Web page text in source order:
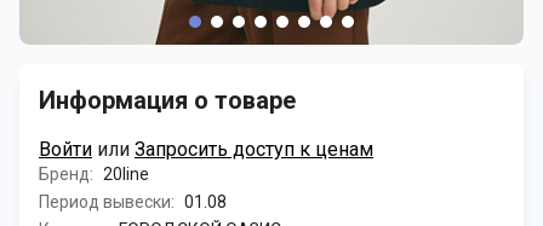
Информация о товаре
Войти или Запросить доступ к ценам
Бренд: 20line
Период вывески: 01.08